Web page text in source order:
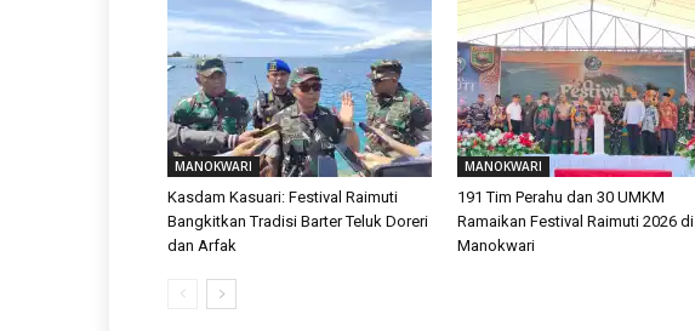
MANOKWARI
Kasdam Kasuari: Festival Raimuti
Bangkitkan Tradisi Barter Teluk Doreri
dan Arfak
MANOKWARI
191 Tim Perahu dan 30 UMKM
Ramaikan Festival Raimuti 2026 di
Manokwari